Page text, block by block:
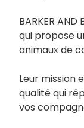
BARKER
qui propose
animaux de
Leur mission
qualité qui
vos